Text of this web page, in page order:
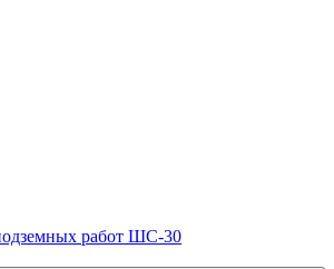
работ ШС-30